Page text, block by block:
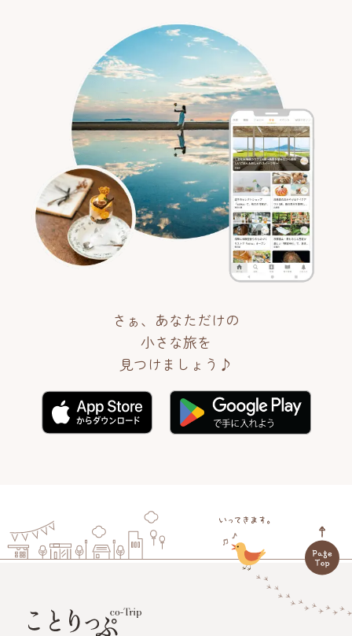
さぁ、あなただけの
小さな旅を
見つけましょう♪